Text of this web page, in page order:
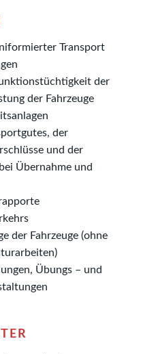
Transport
der
der Fahrzeuge
der
und der
Übernahme und
der Fahrzeuge (ohne
Übungs – und